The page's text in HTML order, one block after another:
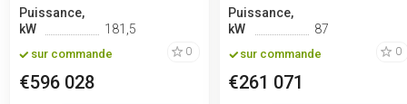
Puissance,
kW
181,5
sur commande 0
€596 028
Puissance,
kW
87
sur commande 0
€261 071